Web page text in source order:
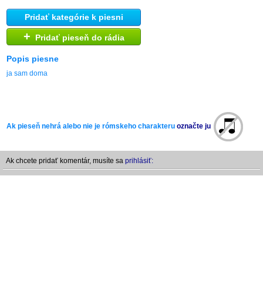
Pridať kategórie k piesni
+ Pridať pieseň do rádia
Popis piesne
ja sam doma
Ak pieseň nehrá alebo nie je rómskeho charakteru označte ju
Ak chcete pridať komentár, musíte sa prihlásiť: